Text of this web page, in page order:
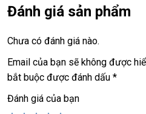
+phím chiclet, có đèn phím.
Giá : 9,9 tr.
LAPTOP TRIỀU PHÁT – UY TÍN
Website LAPTOP TRIỀU PHÁT
Đánh giá sản phẩm
Chưa có đánh giá nào.
Email của bạn sẽ không được
bắt buộc được đánh dấu *
Đánh giá của bạn